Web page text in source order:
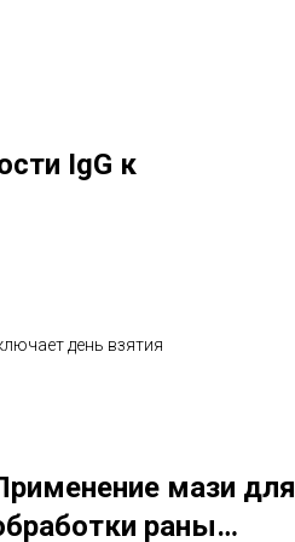
IgG к
день взятия
мази для
раны